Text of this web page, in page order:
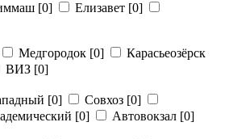
[0] Елизавет [0]
Медгородок [0]
Карасьеозёрск
ВИЗ [0]
[0] Совхоз [0]
[0] Автовокзал [0]